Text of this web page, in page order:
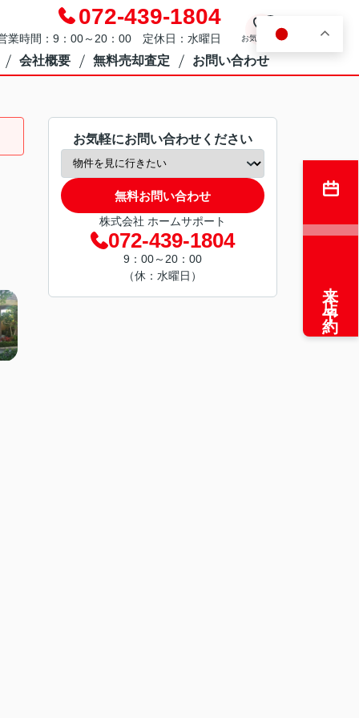
072-439-1804
業時間：9：00～20：00 定休日：水曜日 お気に入り
会社概要 無料売却査定 お問い合わせ
お気軽にお問い合わせください
無料お問い合わせ
株式会社 ホームサポート
072-439-1804
9：00～20：00
（休：水曜日）
来店予約